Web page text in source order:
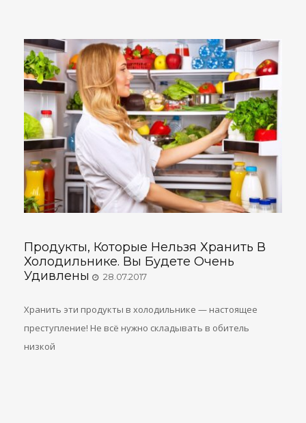
Продукты, Которые Нельзя Хранить В
Холодильнике. Вы Будете Очень
Удивлены
28.07.2017
Хранить эти продукты в холодильнике — настоящее
преступление! Не всё нужно складывать в обитель
низкой